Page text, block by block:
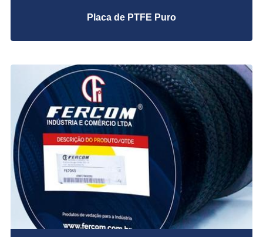
Junta Adesiva FE 74B
Feltros
Fitas para Isolamento e Juntas para Boca de caldeira
Junta de Expansão
Junta de Expansão Metálica
Juntas Cortadas
Juntas de Expansão de Borracha
Peças Usinadas
Produtos em Grafite Flexível
Proteção Sanfonada
Vedações em borracha
Placa de PTFE Puro